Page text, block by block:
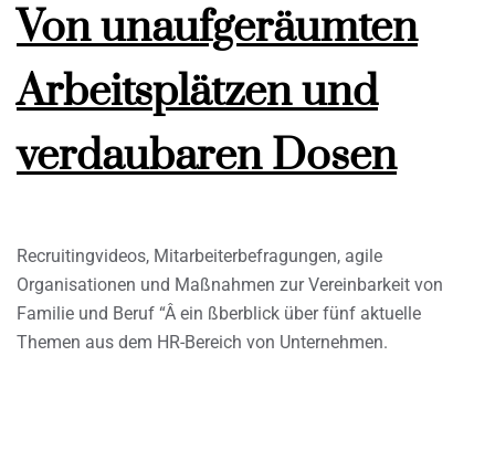
Von unaufgeräumten
Arbeitsplätzen und
verdaubaren Dosen
Recruitingvideos, Mitarbeiterbefragungen, agile
Organisationen und Maßnahmen zur Vereinbarkeit von
Familie und Beruf “Â ein ßberblick über fünf aktuelle
Themen aus dem HR-Bereich von Unternehmen.